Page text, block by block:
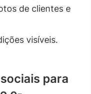
de clientes e
visíveis.
para